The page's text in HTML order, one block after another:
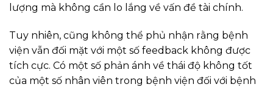
lượng mà không cần lo lắng về vấn đề tài chính.
Tuy nhiên, cũng không thể phủ nhận rằng bệnh
viện vẫn đối mặt với một số feedback không được
tích cực. Có một số phản ánh về thái độ không tốt
của một số nhân viên trong bệnh viện đối với bệnh